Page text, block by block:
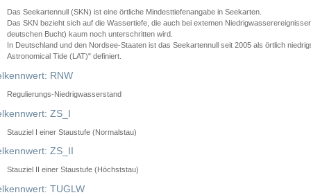
Das Seekartennull (SKN) ist eine örtliche Mindesttiefenangabe in Seekarten.
Das SKN bezieht sich auf die Wassertiefe, die auch bei extemen
deutschen Bucht) kaum noch unterschritten wird.
In Deutschland und den Nordsee-Staaten ist das Seekartennull seit 2005 als örtlich
Astronomical Tide (LAT)" definiert.
RNW
Regulierungs-Niedrigwasserstand
ZS_I
Stauziel I einer Staustufe (Normalstau)
ZS_II
Stauziel II einer Staustufe (Höchststau)
TUGLW